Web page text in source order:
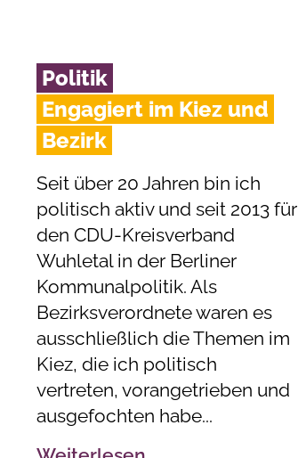
Politik
Engagiert im Kiez und
Bezirk
Seit über 20 Jahren bin ich
politisch aktiv und seit 2013 für
den CDU-Kreisverband
Wuhletal in der Berliner
Kommunalpolitik. Als
Bezirksverordnete waren es
ausschließlich die Themen im
Kiez, die ich politisch
vertreten, vorangetrieben und
ausgefochten habe...